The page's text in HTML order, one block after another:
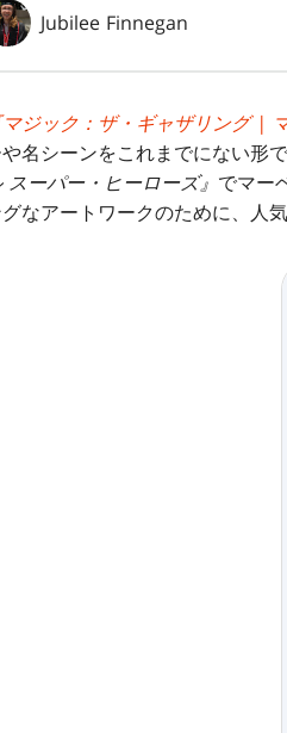
Jubilee Finnegan
マジック：ザ・ギャザリング |
名シーンをこれまでにない形
スーパー・ヒーローズ』 でマー
なアートワークのために、人